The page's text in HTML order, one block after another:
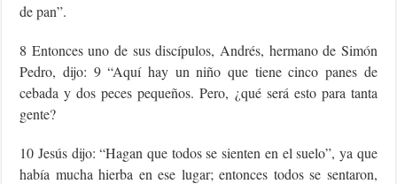
de pan”.
8 Entonces uno de sus discípulos, Andrés, hermano de Simón
Pedro, dijo: 9 “Aquí hay un niño que tiene cinco panes de
cebada y dos peces pequeños. Pero, ¿qué será esto para tanta
gente?
10 Jesús dijo: “Hagan que todos se sienten en el suelo”, ya que
había mucha hierba en ese lugar; entonces todos se sentaron,